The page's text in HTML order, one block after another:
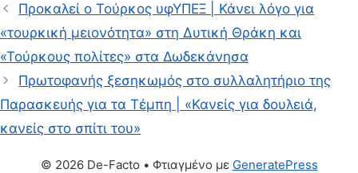
Προκαλεί ο Τούρκος υφΥΠΕΞ | Κάνει λόγο για
«τουρκική μειονότητα» στη Δυτική Θράκη και
«Τούρκους πολίτες» στα Δωδεκάνησα
Πρωτοφανής ξεσηκωμός στο συλλαλητήριο της
Παρασκευής για τα Τέμπη | «Κανείς για δουλειά,
κανείς στο σπίτι του»
© 2026 De-Facto • Φτιαγμένο με GeneratePress